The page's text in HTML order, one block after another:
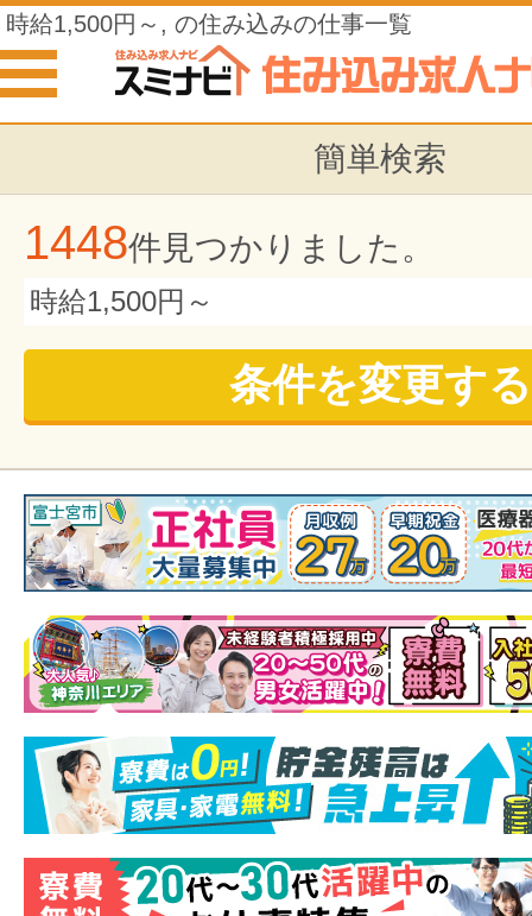
時給1,500円～, の住み込みの仕事一覧
簡単検索
1448件見つかりました。
時給1,500円～
条件を変更する